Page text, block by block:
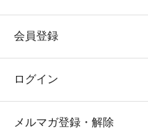
会員登録
ログイン
メルマガ登録・解除